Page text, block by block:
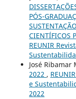
PÓS-
CIENTÍFICOS
REUNIR
José Ribamar
2022 ,
e
2022